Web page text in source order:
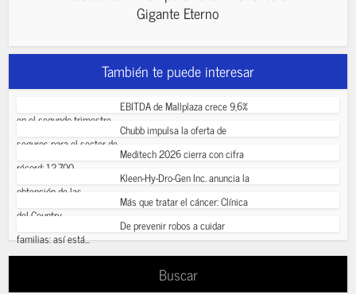
Gigante Eterno
También te puede interesar
EBITDA de Mallplaza crece 9,6%
en el segundo trimestre...
Chubb impulsa la oferta de
seguros para el sector de...
Meditech 2026 cierra con cifra
récord: 12.700...
Kleen-Hy-Dro-Gen Inc. anuncia la
obtención de las...
Más que tratar el cáncer: Clínica
del Country...
De prevenir robos a cuidar
familias: así está...
Buscar